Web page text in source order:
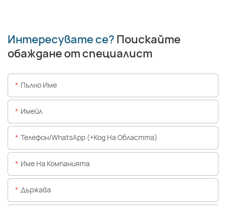
Интересувате се? Поискайте
обаждане от специалист
Пълно Име
Имейл
Телефон/WhatsApp (+Код На Областта)
Име На Компанията
Държава